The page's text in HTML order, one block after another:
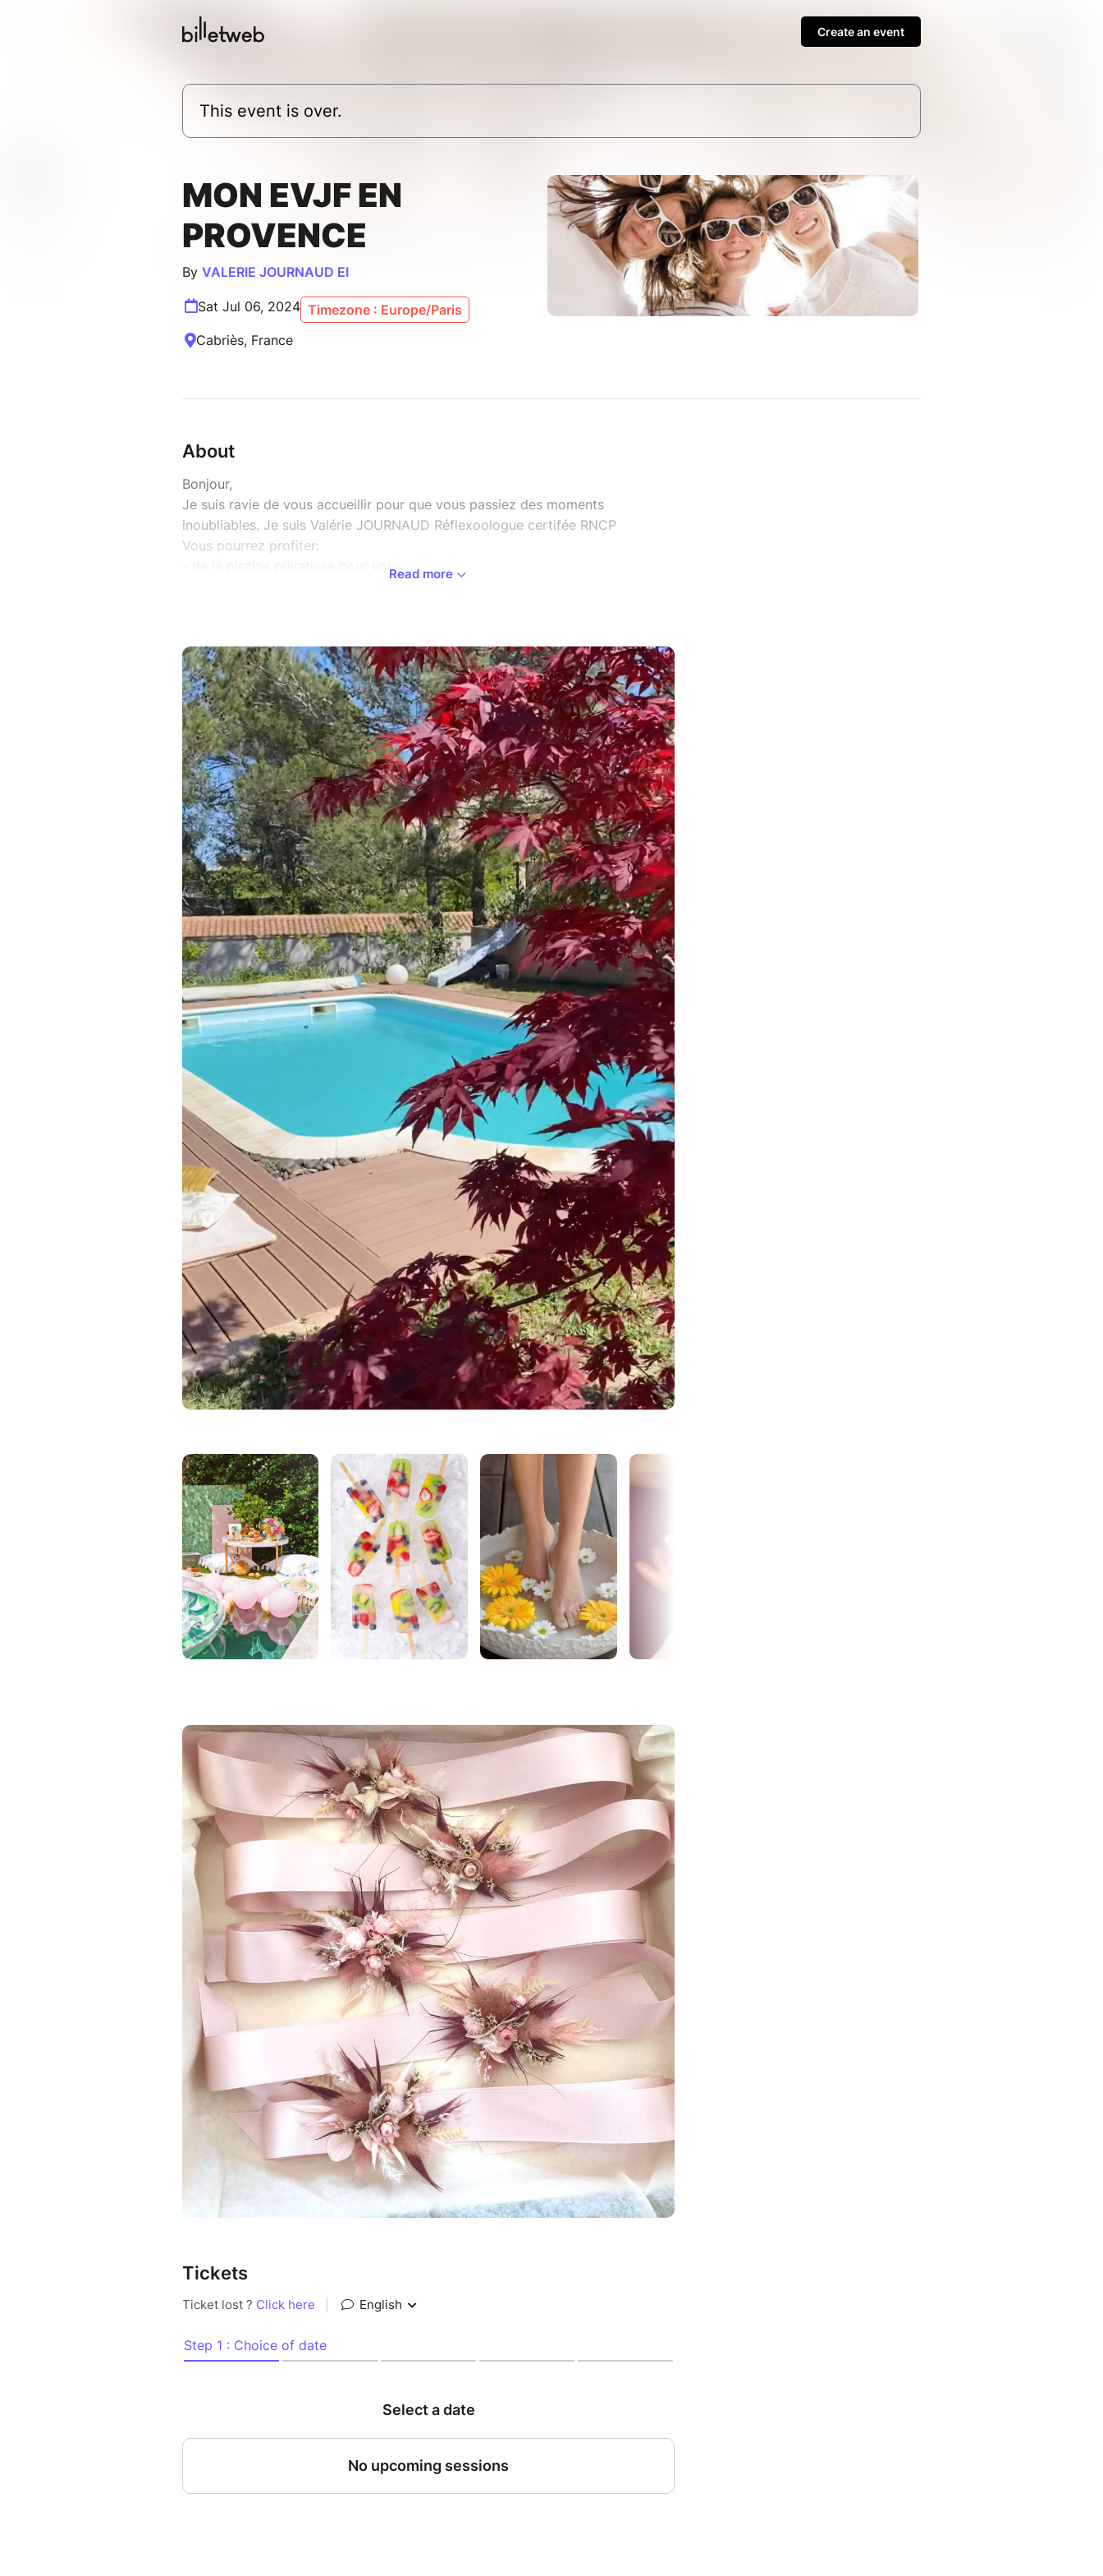
Create an event
This event is over.
MON EVJF EN
PROVENCE
By VALERIE JOURNAUD EI
Sat Jul 06, 2024 Timezone : Europe/Paris
Cabriès, France
About
Bonjour,
Je suis ravie de vous accueillir pour que vous passiez des moments
inoubliables. Je suis Valérie JOURNAUD Réflexoologue certifée RNCP
Vous pourrez profiter:
- de la piscine privatisée pour vous
- d'une seance de reflexologie pour la future mariée
J'ai hâte de vous chouchouter avec toute ma bienveillance
Tu veux me connaître un peu plus?
@vj-reflexo-sophro ou www.vj-reflexo.fr
Contactez-moi pour que je puisse vous fournir tous les renseignements que
vous désirez
Le 6 juillet UNIQUEMENT , j'ai la présence exceptionnelle de hanaya Fleurs qui
vous apprendra à réaliser un bracelet avec des fleurs !
A bientôt
Valérie,
Read more
Tickets